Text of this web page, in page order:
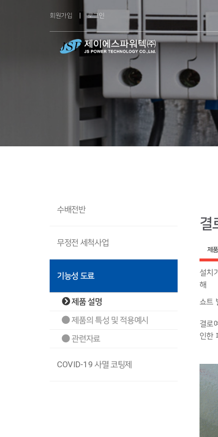
회원가입 로그인
수배전반
무정전 세척사업
기능성 도료
제품 설명
제품의 특성 및 적용예시
관련자료
COVID-19 사멸 코팅제
결
제
설치
해
쇼트
결로
인한